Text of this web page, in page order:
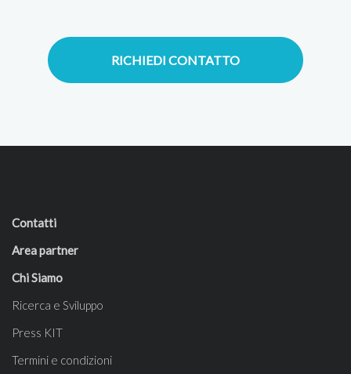
RICHIEDI CONTATTO
Contatti
Area partner
Chi Siamo
Ricerca e Sviluppo
Press KIT
Termini e condizioni